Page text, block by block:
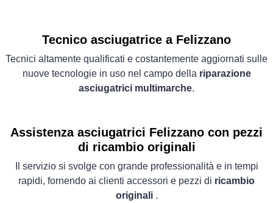
Tecnico asciugatrice a Felizzano
Tecnici altamente qualificati e costantemente aggiornati sulle
nuove tecnologie in uso nel campo della riparazione
asciugatrici multimarche.
Assistenza asciugatrici Felizzano con pezzi
di ricambio originali
Il servizio si svolge con grande professionalità e in tempi
rapidi, fornendo ai clienti accessori e pezzi di ricambio
originali .